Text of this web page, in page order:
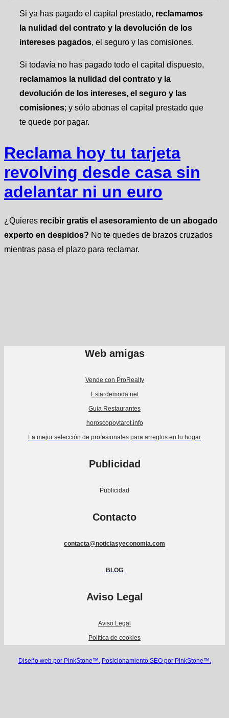
Si ya has pagado el capital prestado, reclamamos
la nulidad del contrato y la devolución de los
intereses pagados, el seguro y las comisiones.
Si todavía no has pagado todo el capital dispuesto,
reclamamos la nulidad del contrato y la
devolución de los intereses, el seguro y las
comisiones; y sólo abonas el capital prestado que
te quede por pagar.
Reclama hoy tu tarjeta
revolving desde casa sin
adelantar ni un euro
¿Quieres recibir gratis el asesoramiento de un abogado
experto en despidos? No te quedes de brazos cruzados
mientras pasa el plazo para reclamar.
Web amigas
Vende con ProRealty
Estardemoda.net
Guia Restaurantes
horoscopoytarot.info
La mejor selección de profesionales para arreglos en tu hogar
Publicidad
Publicidad
Contacto
contacta@noticiasyeconomia.com
BLOG
Aviso Legal
Aviso Legal
Política de cookies
Diseño web por PinkStone™. Posicionamiento SEO por PinkStone™.